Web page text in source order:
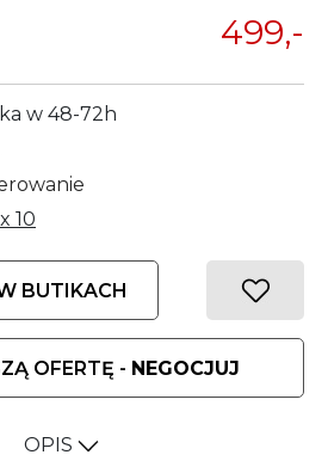
499,-
w 48-72h
10
BUTIKACH
OFERTĘ - NEGOCJUJ
OPIS